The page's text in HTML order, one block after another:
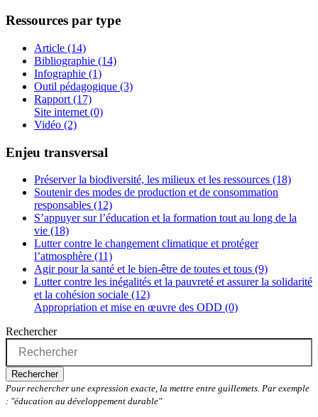
Ressources par type
Article (14)
Bibliographie (14)
Infographie (1)
Outil pédagogique (3)
Rapport (17)
Site internet (0)
Vidéo (2)
Enjeu transversal
Préserver la biodiversité, les milieux et les ressources (18)
Soutenir des modes de production et de consommation
responsables (12)
S’appuyer sur l’éducation et la formation tout au long de la
vie (18)
Lutter contre le changement climatique et protéger
l’atmosphère (11)
Agir pour la santé et le bien-être de toutes et tous (9)
Lutter contre les inégalités et la pauvreté et assurer la solidarité
et la cohésion sociale (12)
Appropriation et mise en œuvre des ODD (0)
Rechercher
Rechercher
Pour rechercher une expression exacte, la mettre entre guillemets. Par exemple
: "éducation au développement durable"